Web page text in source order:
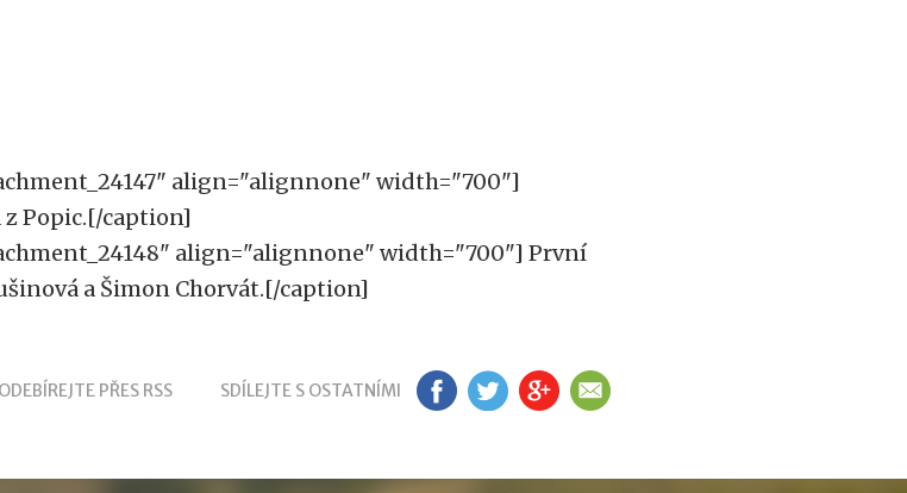
align="alignnone" width="700"]
z Popic.[/caption]
align="alignnone" width="700"] První
a Šimon Chorvát.[/caption]
ODEBÍREJTE PŘES RSS SDÍLEJTE S OSTATNÍMI FB TW GP EM